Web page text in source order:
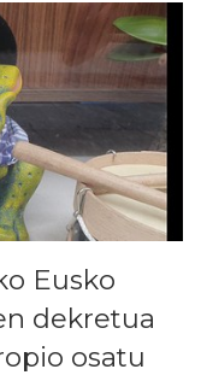
Eusko
dekretua
osatu